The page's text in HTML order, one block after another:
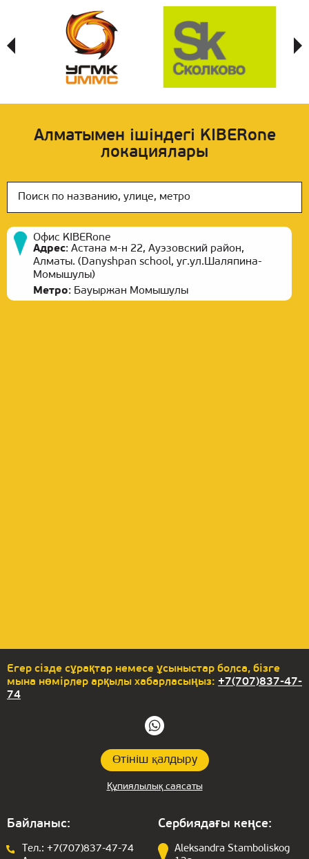
Алматымен ішіндегі KIBERone
локациялары
Офис KIBERone
Адрес: Астана м-н 22, Ауэзовский район,
Алматы. (Danyshpan school, уг.ул.Шаляпина-
Момышулы)
Метро: Бауыржан Момышулы
Егер сізде сұрақтар немесе ұсыныстар болса, бізге
мына нөмірлер арқылы хабарласыңыз: +7(707)837-47-
74
Өтініш қалдыру
Құпиялылық саясаты
Сербиядағы кеңсе:
Aleksandra Stamboliskog
Байланыс:
Тел.: +7(707)837-47-74